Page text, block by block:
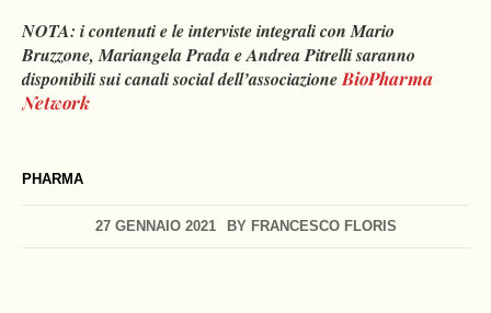
PHARMA
27 GENNAIO 2021 BY FRANCESCO FLORIS
NOTA: i contenuti e le interviste integrali con Mario
Bruzzone, Mariangela Prada e Andrea Pitrelli saranno
disponibili sui canali social dell’associazioneBioPharma
Network